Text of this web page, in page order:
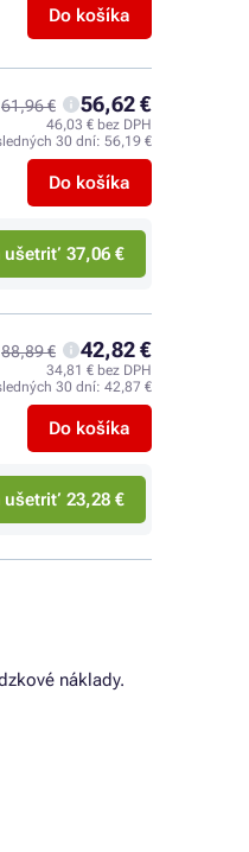
Do košíka
61,96 € 56,62 €
46,03 € bez DPH
30 dní: 56,19 €
Do košíka
ušetriť 37,06 €
88,89 € 42,82 €
34,81 € bez DPH
30 dní: 42,87 €
Do košíka
ušetriť 23,28 €
náklady.